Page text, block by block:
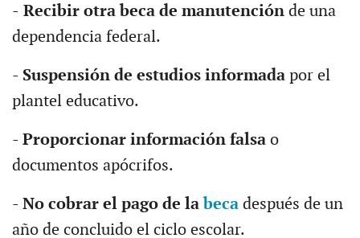
- Recibir otra beca de manutenciónde una
dependencia federal.
- Suspensión de estudios informada por el
plantel educativo.
- Proporcionar información falsao
documentos apócrifos.
- No cobrar el pago de labecadespués de un
año de concluido el ciclo escolar.